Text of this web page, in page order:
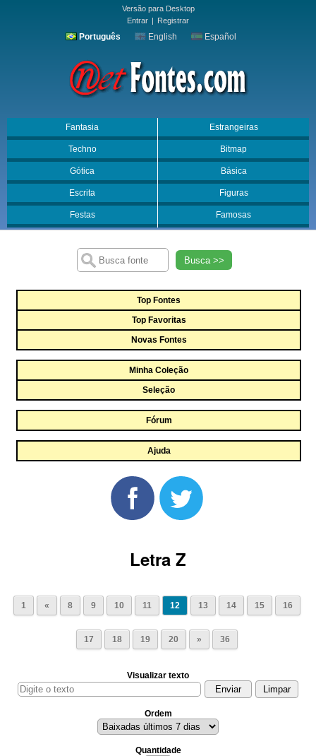
Versão para Desktop
Entrar | Registrar
Português English Español
Fantasia Estrangeiras
Techno Bitmap
Gótica Básica
Escrita Figuras
Festas Famosas
Busca >>
Top Fontes
Top Favoritas
Novas Fontes
Minha Coleção
Seleção
Fórum
Ajuda
Letra Z
1 « 8 9 10 11 12 13 14 15 16
17 18 19 20 » 36
Visualizar texto
Ordem
Quantidade